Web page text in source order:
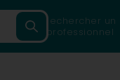
Rechercher un
professionnel